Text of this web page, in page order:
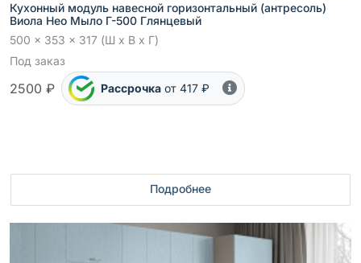
Кухонный модуль навесной горизонтальный (антресоль)
Виола Нео Мыло Г-500 Глянцевый
500 x 353 x 317 (Ш x В x Г)
Под заказ
2500 ₽ Рассрочка от 417 ₽
Подробнее